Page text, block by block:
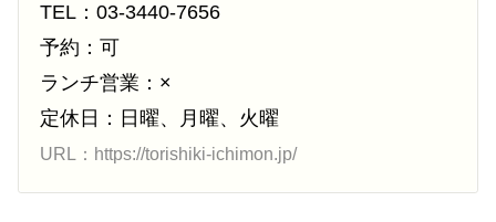
TEL：03-3440-7656
予約：可
ランチ営業：×
定休日：日曜、月曜、火曜
URL：https://torishiki-ichimon.jp/